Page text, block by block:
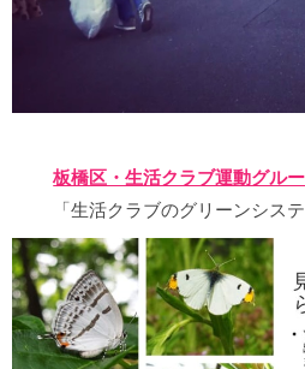
板橋区・生活クラブ運動グル
「生活クラブのグリーンシス